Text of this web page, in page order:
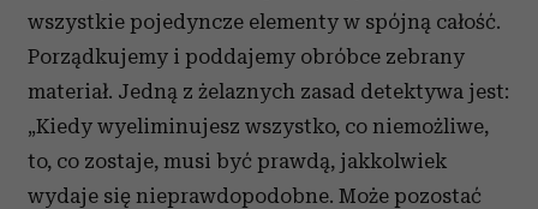
wszystkie pojedyncze elementy w spójną całość.
Porządkujemy i poddajemy obróbce zebrany
materiał. Jedną z żelaznych zasad detektywa jest:
„Kiedy wyeliminujesz wszystko, co niemożliwe,
to, co zostaje, musi być prawdą, jakkolwiek
wydaje się nieprawdopodobne. Może pozostać